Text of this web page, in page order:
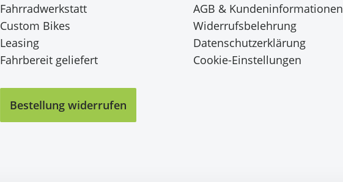
Fahrradwerkstatt
Custom Bikes
Leasing
Fahrbereit geliefert
AGB & Kundeninformationen
Widerrufsbelehrung
Datenschutzerklärung
Cookie-Einstellungen
Bestellung widerrufen